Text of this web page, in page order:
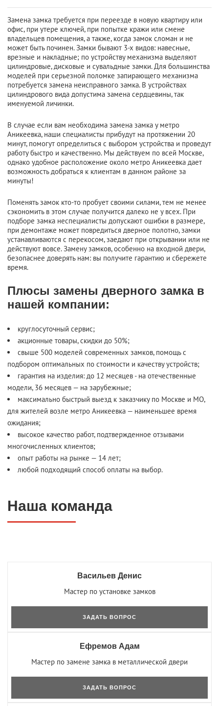
Замена замка требуется при переезде в новую квартиру или
офис, при утере ключей, при попытке кражи или смене
владельцев помещения, а также, когда замок сломан и не
может быть починен. Замки бывают 3-х видов: навесные,
врезные и накладные; по устройству механизма выделяют
цилиндровые, дисковые и сувальдные замки. Для большинства
моделей при серьезной поломке запирающего механизма
потребуется замена неисправного замка. В устройствах
цилиндрового вида допустима замена сердцевины, так
именуемой личинки.
В случае если вам необходима замена замка у метро
Аникеевка, наши специалисты прибудут на протяжении 20
минут, помогут определиться с выбором устройства и проведут
работу быстро и качественно. Мы действуем по всей Москве,
однако удобное расположение около метро Аникеевка дает
возможность добраться к клиентам в данном районе за
минуты!
Поменять замок кто-то пробует своими силами, тем не менее
сэкономить в этом случае получится далеко не у всех. При
подборе замка неспециалисты допускают ошибки в размере,
при демонтаже может повредиться дверное полотно, замки
устанавливаются с перекосом, заедают при открывании или не
действуют вовсе. Замену замков, особенно на входной двери,
безопаснее доверять нам: вы получите гарантию и сбережете
время.
Плюсы замены дверного замка в
нашей компании:
круглосуточный сервис;
акционные товары, скидки до 50%;
свыше 500 моделей современных замков, помощь с
подбором оптимальных по стоимости и качеству устройств;
гарантия на изделия: до 12 месяцев - на отечественные
модели, 36 месяцев — на зарубежные;
максимально быстрый выезд к заказчику по Москве и МО,
для жителей возле метро Аникеевка — наименьшее время
ожидания;
высокое качество работ, подтвержденное отзывами
многочисленных клиентов;
опыт работы на рынке — 14 лет;
любой подходящий способ оплаты на выбор.
Наша команда
Васильев Денис
Мастер по установке замков
ЗАДАТЬ ВОПРОС
Ефремов Адам
Мастер по замене замка в металлической двери
ЗАДАТЬ ВОПРОС